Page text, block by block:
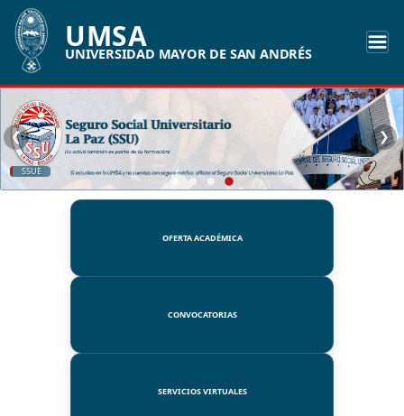
UMSA
UNIVERSIDAD MAYOR DE SAN ANDRÉS
UMSA
❮ ❯
OFERTA ACADÉMICA
CONVOCATORIAS
SERVICIOS VIRTUALES